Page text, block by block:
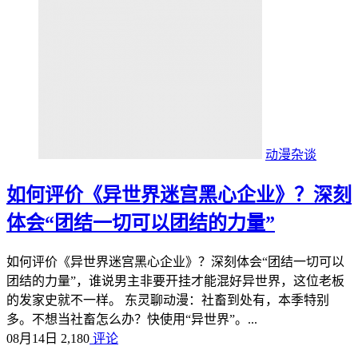
动漫杂谈
如何评价《异世界迷宫黑心企业》？深刻
体会“团结一切可以团结的力量”
如何评价《异世界迷宫黑心企业》？深刻体会“团结一切可以
团结的力量”，谁说男主非要开挂才能混好异世界，这位老板
的发家史就不一样。 东灵聊动漫：社畜到处有，本季特别
多。不想当社畜怎么办？快使用“异世界”。...
08月14日 2,180 评论